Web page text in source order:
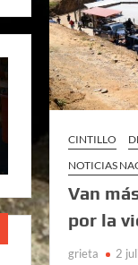
CINTILLO
NOTICIAS
Van
por la
grieta 2